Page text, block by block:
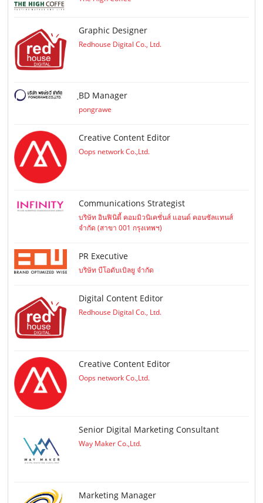
Graphic Designer
Redhouse Digital Co., Ltd.
ฺBD Manager
pongrawe
Creative Content Editor
Oops network Co.,Ltd.
Communications Strategist
บริษัท อินฟินิตี้ คอมมิวนิเคชั่นส์ แอนด์ คอนซัลแทนส์
จำกัด (สาขา 001 กรุงเทพฯ)
PR Executive
บริษัท บีโอดับเบิลยู จำกัด
Digital Content Editor
Redhouse Digital Co., Ltd.
Creative Content Editor
Oops network Co.,Ltd.
Senior Digital Marketing Consultant
Way Maker Co.,Ltd.
Marketing Manager